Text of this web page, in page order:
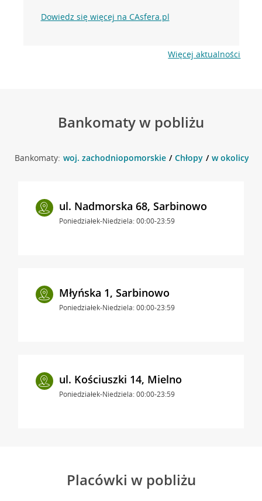
Dowiedz się więcej na CAsfera.pl
Więcej aktualności
Bankomaty w pobliżu
Bankomaty: woj. zachodniopomorskie Chłopy w okolicy ul.
ul. Nadmorska 68, Sarbinowo
Poniedziałek-Niedziela: 00:00-23:59
Młyńska 1, Sarbinowo
Poniedziałek-Niedziela: 00:00-23:59
ul. Kościuszki 14, Mielno
Poniedziałek-Niedziela: 00:00-23:59
Placówki w pobliżu